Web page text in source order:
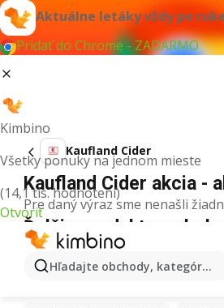
Aktuálne letáky vždy po
Pridať do Chrome - ZADARMO
Kimbino
Všetky ponuky na jednom mieste
(14,1 tis. hodnotení)
Otvoriť
Hľadajte obchody, kategórie,
Kaufland Cider
Kaufland Cider akcia -
Pre daný výraz sme nenašli
Ďalšie produkty v
Kaufland